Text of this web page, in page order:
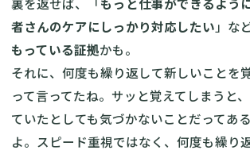
者さんのケアにしっかり対応したい 」な
もっている証拠かも。
それに、何度も繰り返して新しいことを
って言ってたね。サッと覚えてしまうと
ていたとしても気づかないことだってあ
よ。スピード重視ではなく、何度も繰り